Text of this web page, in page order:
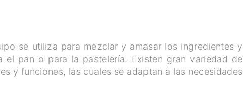
se utiliza para mezclar y amasar los ingredientes y
el pan o para la pastelería. Existen gran variedad de
y funciones, las cuales se adaptan a las necesidades